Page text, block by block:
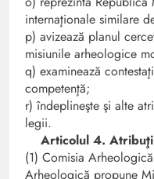
internaţionale similare
p) avizează planul
misiunile arheologice
q) examinează
competenţă;
r) îndeplineşte şi alte
legii.
Articolul 4.
(1) Comisia
Arheologică propune